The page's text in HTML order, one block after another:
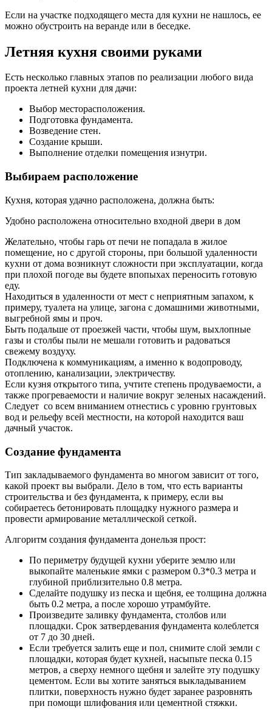
Если на участке подходящего места для кухни не нашлось, ее
можно обустроить на веранде или в беседке.
Летняя кухня своими руками
Есть несколько главных этапов по реализации любого вида
проекта летней кухни для дачи:
Выбор месторасположения.
Подготовка фундамента.
Возведение стен.
Создание крыши.
Выполнение отделки помещения изнутри.
Выбираем расположение
Кухня, которая удачно расположена, должна быть:
Удобно расположена относительно входной двери в дом
Желательно, чтобы гарь от печи не попадала в жилое
помещение, но с другой стороны, при большой удаленности
кухни от дома возникнут сложности при эксплуатации, когда
при плохой погоде вы будете впопыхах переносить готовую
еду.
Находиться в удаленности от мест с неприятным запахом, к
примеру, туалета на улице, загона с домашними животными,
выгребной ямы и проч.
Быть подальше от проезжей части, чтобы шум, выхлопные
газы и столбы пыли не мешали готовить и радоваться
свежему воздуху.
Подключена к коммуникациям, а именно к водопроводу,
отоплению, канализации, электричеству.
Если кузня открытого типа, учтите степень продуваемости, а
также прогреваемости и наличие вокруг зеленых насаждений.
Следует со всем вниманием отнестись с уровню грунтовых
вод и рельефу всей местности, на которой находится ваш
дачный участок.
Создание фундамента
Тип закладываемого фундамента во многом зависит от того,
какой проект вы выбрали. Дело в том, что есть варианты
строительства и без фундамента, к примеру, если вы
собираетесь бетонировать площадку нужного размера и
провести армирование металлической сеткой.
Алгоритм создания фундамента донельзя прост:
По периметру будущей кухни уберите землю или
выкопайте маленькие ямки с размером 0.3*0.3 метра и
глубиной приблизительно 0.8 метра.
Сделайте подушку из песка и щебня, ее толщина должна
быть 0.2 метра, а после хорошо утрамбуйте.
Произведите заливку фундамента, столбов или
площадки. Срок затвердевания фундамента колеблется
от 7 до 30 дней.
Если требуется залить еще и пол, снимите слой земли с
площадки, которая будет кухней, насыпьте песка 0.15
метров, а сверху немного щебня и залейте эту подушку
цементом. Если вы хотите заняться выкладыванием
плитки, поверхность нужно будет заранее разровнять
при помощи шлифования или цементной стяжки.